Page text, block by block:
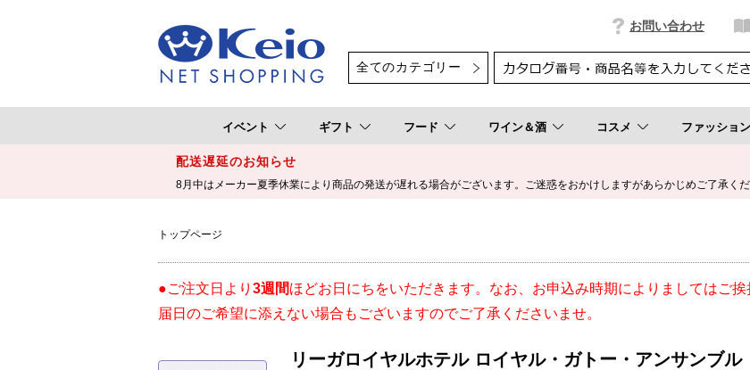
お問い合わせ
イベント ギフト フード ワイン＆酒 コスメ ファッション
配送遅延のお知らせ
8月中はメーカー夏季休業により商品の発送が遅れる場合がございます。ご迷惑をおかけしますがあらかじめご了承くだ
トップページ
●ご注文日より 3週間ほどお日にちをいただきます。なお、お申込み時期によりましてはご
届日のご希望に添えない場合もございますのでご了承くださいませ。
リーガロイヤルホテル ロイヤル・ガトー・アンサンブル